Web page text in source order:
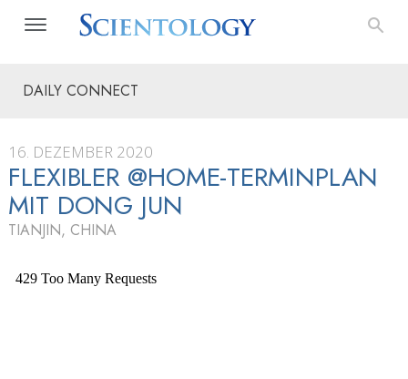
DAILY CONNECT
16. DEZEMBER 2020
FLEXIBLER @HOME-TERMINPLAN
MIT DONG JUN
TIANJIN, CHINA